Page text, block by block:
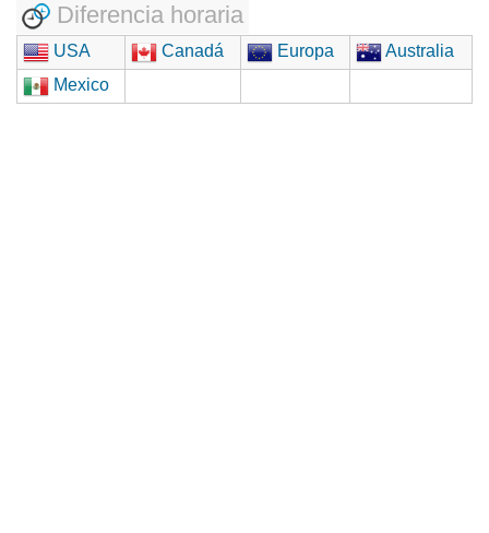
Diferencia horaria
USA Canadá Europa
Australia
Mexico